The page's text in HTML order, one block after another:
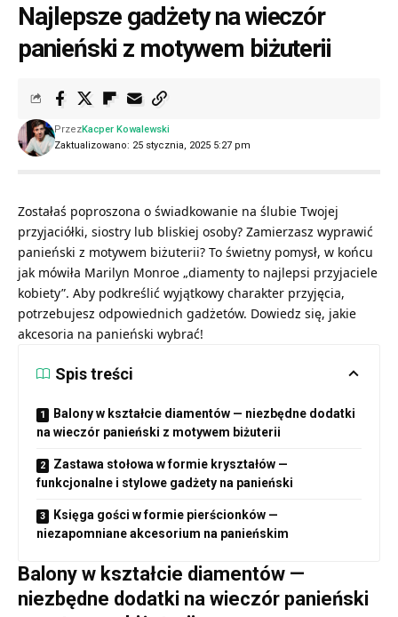
Najlepsze gadżety na wieczór
panieński z motywem biżuterii
Zaktualizowano: 25 stycznia, 2025 5:27 pm
PrzezKacper Kowalewski
Zostałaś poproszona o świadkowanie na ślubie Twojej
przyjaciółki, siostry lub bliskiej osoby? Zamierzasz wyprawić
panieński z motywem biżuterii? To świetny pomysł, w końcu
jak mówiła Marilyn Monroe „diamenty to najlepsi przyjaciele
kobiety”. Aby podkreślić wyjątkowy charakter przyjęcia,
potrzebujesz odpowiednich gadżetów. Dowiedz się, jakie
akcesoria na panieński wybrać!
Spis treści
Balony w kształcie diamentów — niezbędne dodatki
na wieczór panieński z motywem biżuterii
Zastawa stołowa w formie kryształów —
funkcjonalne i stylowe gadżety na panieński
Księga gości w formie pierścionków —
niezapomniane akcesorium na panieńskim
Balony w kształcie diamentów —
niezbędne dodatki na wieczór panieński